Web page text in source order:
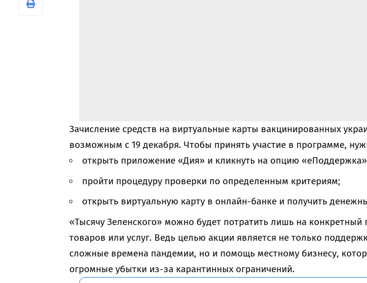
Зачисление средств на виртуальные карты вакцинированных
возможным с 19 декабря. Чтобы принять участие в программе,
открыть приложение «Дия» и кликнуть на опцию
пройти процедуру проверки по определенным критериям;
открыть виртуальную карту в онлайн-банке и получить
«Тысячу Зеленского» можно будет потратить лишь на конкретный
товаров или услуг. Ведь целью акции является не только
сложные времена пандемии, но и помощь местному бизнесу,
огромные убытки из-за карантинных ограничений.